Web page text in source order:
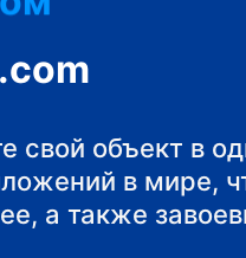
свой объект в
в мире,
а также